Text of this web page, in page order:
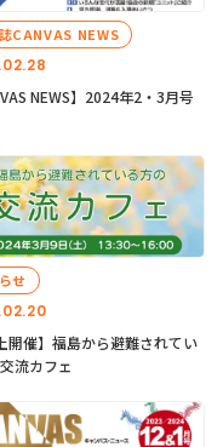
CANVAS NEWS
NEWS】2024年2・3月号
せ
開催】福島から避難されてい
流カフェ